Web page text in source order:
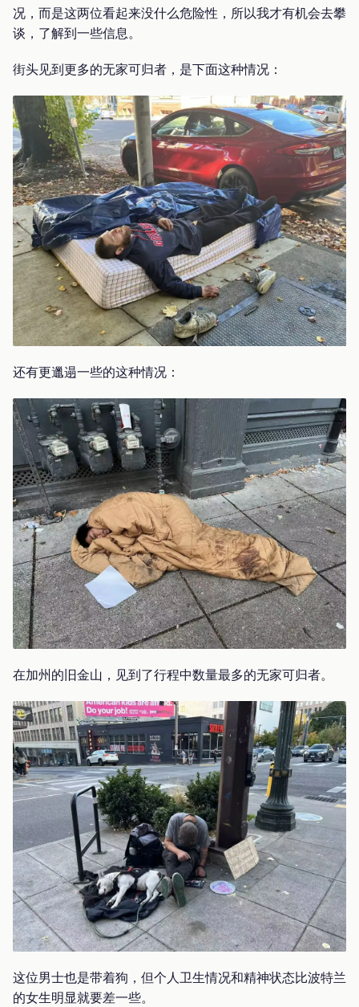
况，而是这两位看起来没什么危险性，所以我才有机会去攀
谈，了解到一些信息。
街头见到更多的无家可归者，是下面这种情况：
还有更邋遢一些的这种情况：
在加州的旧金山，见到了行程中数量最多的无家可归者。
这位男士也是带着狗，但个人卫生情况和精神状态比波特兰
的女生明显就要差一些。